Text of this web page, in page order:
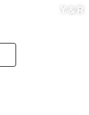
Y＆R